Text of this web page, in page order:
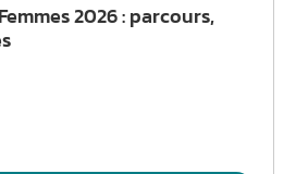
2026 : parcours,